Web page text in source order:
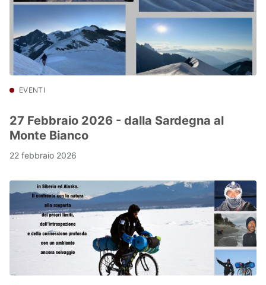
EVENTI
27 Febbraio 2026 - dalla Sardegna al
Monte Bianco
22 febbraio 2026